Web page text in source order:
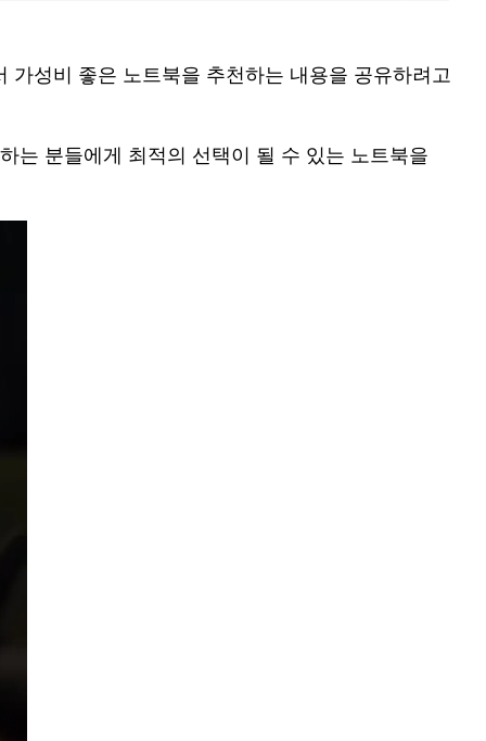
성비 좋은 노트북을 추천하는 내용을 공유하려고
는 분들에게 최적의 선택이 될 수 있는 노트북을